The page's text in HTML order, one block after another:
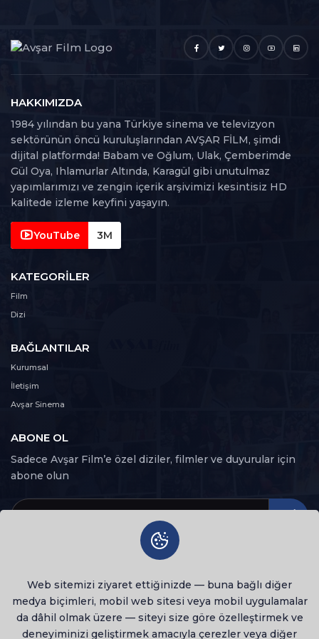
HAKKIMIZDA
1984 yılından bu yana Türkiye sinema ve televizyon
sektörünün öncü kuruluşlarından AVŞAR FİLM, şimdi
dijital platformda! Babam ve Oğlum, Ulak, Çemberimde
Gül Oya, Ihlamurlar Altında, Karagül gibi unutulmaz
yapımlarımızı ve zengin içerik arşivimizi kesintisiz HD
kalitede izleme keyfini yaşayın.
YouTube 3M
KATEGORILER
Film
Dizi
BAĞLANTILAR
Kurumsal
İletişim
Avşar Sinema
ABONE OL
Sadece Avşar Film’e özel diziler, filmler ve duyurular için
abone olun
Web sitemizi ziyaret ettiğinizde — buna bağlı diğer
medya biçimleri, mobil web sitesi veya mobil uygulamalar
da dâhil olmak üzere — siteyi size göre özelleştirmek ve
deneyiminizi geliştirmek amacıyla çerezler veya diğer